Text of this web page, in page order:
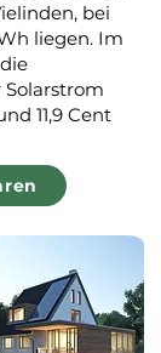
bei
liegen. Im
11,9 Cent